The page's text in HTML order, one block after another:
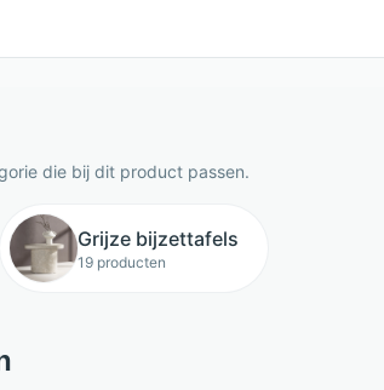
die bij dit product passen.
Grijze bijzettafels
19 producten